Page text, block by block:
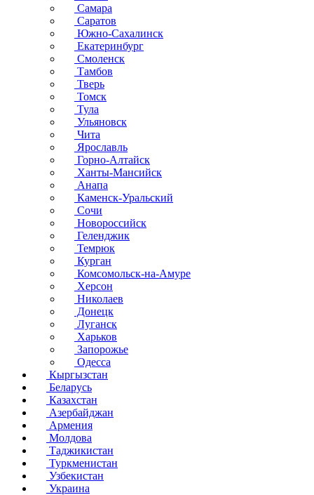
Самара
Саратов
Южно-Сахалинск
Екатеринбург
Смоленск
Тамбов
Тверь
Томск
Тула
Ульяновск
Чита
Ярославль
Горно-Алтайск
Ханты-Мансийск
Анапа
Каменск-Уральский
Сочи
Новороссийск
Геленджик
Темрюк
Курган
Комсомольск-на-Амуре
Херсон
Николаев
Донецк
Луганск
Харьков
Запорожье
Одесса
Кыргызстан
Беларусь
Казахстан
Азербайджан
Армения
Молдова
Таджикистан
Туркменистан
Узбекистан
Украина